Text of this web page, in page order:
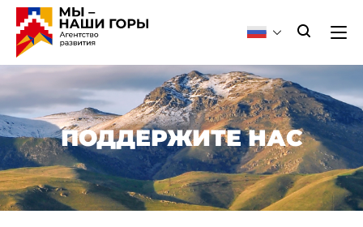
ПОДДЕРЖИТЕ НАС